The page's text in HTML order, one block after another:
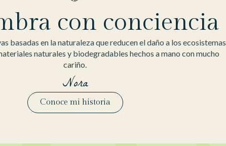
con conciencia
basadas en la naturaleza que reducen el daño a los ecosistemas
naturales y biodegradables hechos a mano con mucho
cariño.
Nora
Conoce mi historia